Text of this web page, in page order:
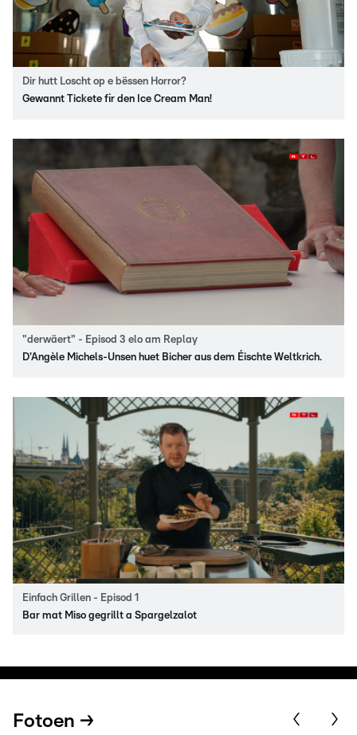
Dir hutt Loscht op e bëssen Horror?
Gewannt Tickete fir den Ice Cream Man!
"derwäert" - Episod 3 elo am Replay
D'Angèle Michels-Unsen huet Bicher aus dem Éischte Weltkrich.
Einfach Grillen - Episod 1
Bar mat Miso gegrillt a Spargelzalot
Fotoen →